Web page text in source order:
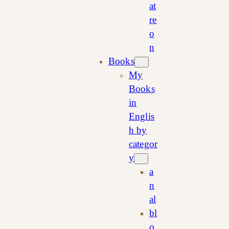
at
re
o
n
Books
My
Books
in
Englis
h by
categor
y
a
n
al
bl
o